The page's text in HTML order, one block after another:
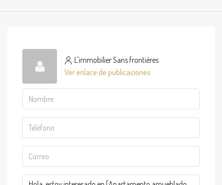
L'immobilier Sans frontières
Ver enlace de publicaciones